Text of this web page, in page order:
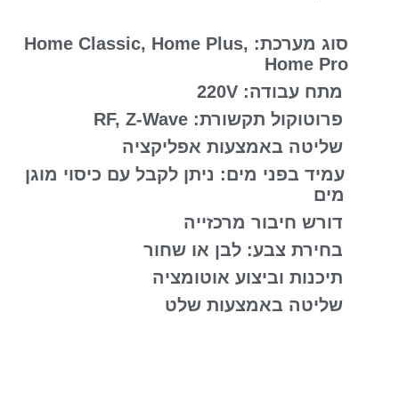
סוג מערכת: Home Classic, Home Plus,
Home Pro
מתח עבודה: 220V
פרוטוקול תקשורת: RF, Z-Wave
שליטה באמצעות אפליקציה
עמיד בפני מים: ניתן לקבל עם כיסוי מוגן
מים
דורש חיבור מרכזייה
בחירת צבע: לבן או שחור
תיכנות וביצוע אוטומציה
שליטה באמצעות שלט